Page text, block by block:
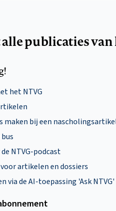
publicaties van
het NTVG
maken bij een
NTVG-podcast
artikelen en dossiers
via de AI-toepassing 'Ask NTVG'